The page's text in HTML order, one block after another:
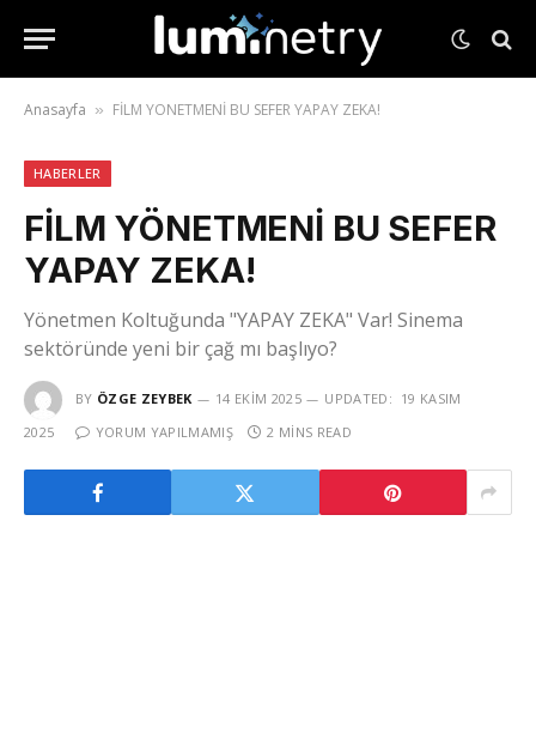
Anasayfa » FİLM YÖNETMENİ BU SEFER YAPAY ZEKA!
HABERLER
FİLM YÖNETMENİ BU SEFER
YAPAY ZEKA!
Yönetmen Koltuğunda "YAPAY ZEKA" Var! Sinema
sektöründe yeni bir çağ mı başlıyo?
BY ÖZGE ZEYBEK 14 EKIM 2025 UPDATED: 19 KASIM
2025
YORUM YAPILMAMIŞ 2 MINS READ